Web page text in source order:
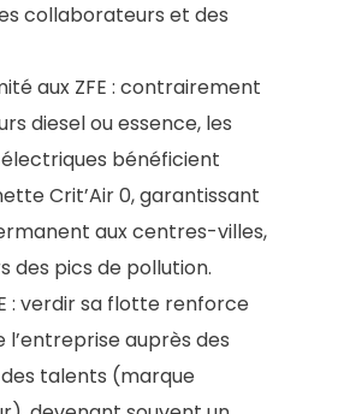
collaborateurs et des
aux ZFE : contrairement
diesel ou essence, les
bénéficient
Crit’Air 0, garantissant
aux centres-villes,
des pics de pollution.
: verdir sa flotte renforce
l’entreprise auprès des
talents (marque